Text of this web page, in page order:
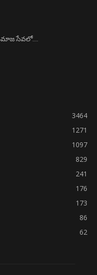
సేవలో….
3464
1271
1097
829
241
176
173
86
62